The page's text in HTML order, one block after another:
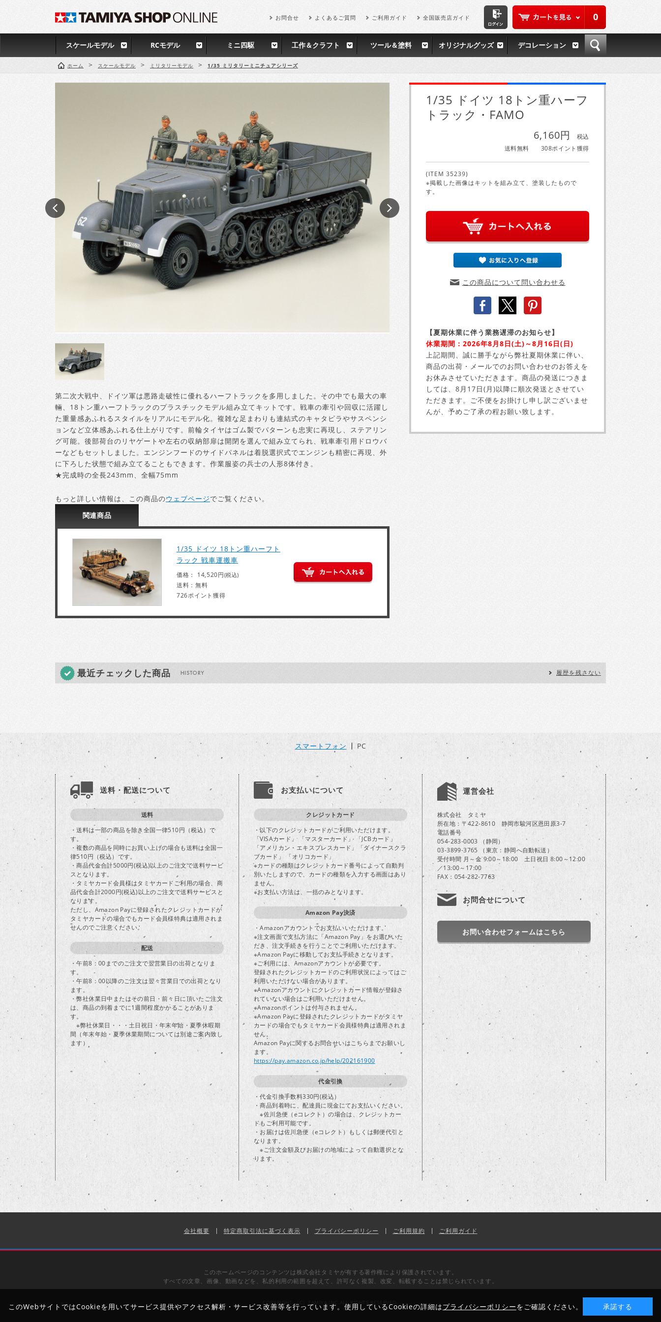
0
お問合せ よくあるご質問 ご利用ガイド 全国販売店ガイド
スケールモデル RCモデル ミニ四駆 工作＆クラフト ツール＆塗料 オリジナルグッズ デコレーション
ホーム > スケールモデル > ミリタリーモデル > 1/35 ミリタリーミニチュアシリーズ
第二次大戦中、ドイツ軍は悪路走破性に優れるハーフトラックを多用しました。その中でも最大の車
輛、18トン重ハーフトラックのプラスチックモデル組み立てキットです。戦車の牽引や回収に活躍し
た重量感あふれるスタイルをリアルにモデル化。複雑な足まわりも連結式のキャタピラやサスペンシ
ョンなど立体感あふれる仕上がりです。前輪タイヤはゴム製でパターンも忠実に再現し、ステアリン
グ可能。後部荷台のリヤゲートや左右の収納部扉は開閉を選んで組み立てられ、戦車牽引用ドロウバ
ーなどもセットしました。エンジンフードのサイドパネルは着脱選択式でエンジンも精密に再現、外
に下ろした状態で組み立てることもできます。作業服姿の兵士の人形8体付き。
★完成時の全長243mm、全幅75mm
もっと詳しい情報は、この商品のウェブページでご覧ください。
関連商品
1/35 ドイツ 18トン重ハーフト
ラック 戦車運搬車
価格： 14,520円(税込)
送料：無料
726ポイント獲得
1/35 ドイツ 18トン重ハーフ
トラック・FAMO
6,160円
税込
送料無料
308ポイント獲得
(ITEM 35239)
※掲載した画像はキットを組み立て、塗装したもので
す。
この商品について問い合わせる
【夏期休業に伴う業務遅滞のお知らせ】
休業期間：2026年8月8日(土)～8月16日(日)
上記期間、誠に勝手ながら弊社夏期休業に伴い、
商品の出荷・メールでのお問い合わせのお答えを
お休みさせていただきます。商品の発送につきま
しては、8月17日(月)以降に順次発送とさせてい
ただきます。ご不便をお掛けし申し訳ございませ
んが、予めご了承の程お願い致します。
最近チェックした商品 履歴を残さない
スマートフォン PC
送料・配送について
送料
・送料は一部の商品を除き全国一律510円（税込）で
す。
・複数の商品を同時にお買い上げの場合も送料は全国一
律510円（税込）です。
・商品代金合計5000円(税込)以上のご注文で送料サービ
スとなります。
・タミヤカード会員様はタミヤカードご利用の場合、商
品代金合計2000円(税込)以上のご注文で送料サービスと
なります。
ただし、Amazon Payに登録されたクレジットカードが
タミヤカードの場合でもカード会員様特典は適用されま
せんのでご注意ください。
配送
・午前8：00までのご注文で翌営業日の出荷となりま
す。
・午前8：00以降のご注文は翌々営業日での出荷となり
ます。
・弊社休業日中またはその前日・前々日に頂いたご注文
は、商品の到着までに1週間程度かかることがありま
す。
※弊社休業日・・・土日祝日・年末年始・夏季休暇期
間（年末年始・夏季休業期間については別途ご案内致し
ます）
お支払いについて
クレジットカード
・以下のクレジットカードがご利用いただけます。
「VISAカード」 「マスターカード」 「JCBカード」
「アメリカン・エキスプレスカード」「ダイナースクラ
ブカード」 「オリコカード」
※カードの種類はクレジットカード番号によって自動判
別いたしますので、カードの種類を入力する画面はあり
ません。
※お支払い方法は、一括のみとなります。
Amazon Pay決済
・Amazonアカウントでお支払いいただけます。
※注文画面で支払方法に「Amazon Pay」をお選びいた
だき、注文手続きを行うことでご利用いただけます。
※Amazon Payに移動してお支払手続きとなります。
※ご利用には、Amazonアカウントが必要です。
登録されたクレジットカードのご利用状況によってはご
利用いただけない場合があります。
※Amazonアカウントにクレジットカード情報が登録さ
れていない場合はご利用いただけません。
※Amazonポイントは付与されません。
※Amazon Payに登録されたクレジットカードがタミヤ
カードの場合でもタミヤカード会員様特典は適用されま
せん。
Amazon Payに関するお問合せいはこちらまでお願いし
ます。
https://pay.amazon.co.jp/help/202161900
代金引換
・代金引換手数料330円(税込）
・商品到着時に、配達員に現金にてお支払いください。
※佐川急便（eコレクト）の場合は、クレジットカー
ドもご利用可能です。
・お届けは佐川急便（eコレクト）もしくは郵便代引と
なります。
※ご注文金額及びお届けの地域によって自動選択とな
ります。
運営会社
株式会社 タミヤ
所在地：〒422-8610 静岡市駿河区恩田原3-7
電話番号
054-283-0003 （静岡）
03-3899-3765 （東京：静岡へ自動転送）
受付時間 月～金 9:00～18:00 土日祝日 8:00～12:00
／13:00～17:00
FAX：054-282-7763
お問合せについて
お問い合わせフォームはこちら
会社概要 特定商取引法に基づく表示 プライバシーポリシー ご利用規約 ご利用ガイド
このホームページのコンテンツは株式会社タミヤが有する著作権により保護されています。
すべての文章、画像、動画などを、私的利用の範囲を超えて、許可なく複製、改変、転載することは禁じられています。
COPYRIGHT （C）TAMIYA,INC.ALL RIGHTS RESERVED.
このWebサイトではCookieを用いてサービス提供やアクセス解析・サービス改善等を行っています。使用しているCookieの詳細はプライバシーポリシーをご確認ください。 承諾する